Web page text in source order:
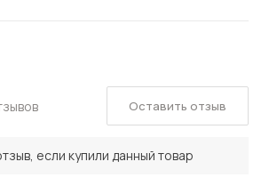
если купили данный товар
Оставить отзыв